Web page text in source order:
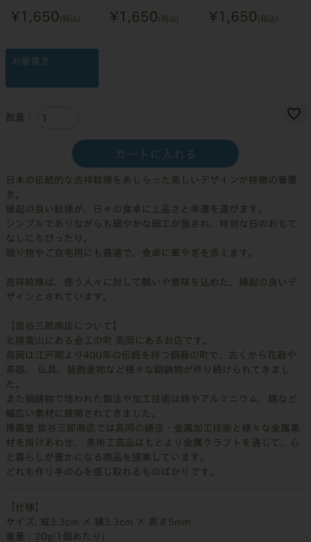
¥1,650 税込 ¥1,650 税込 ¥1,650 税込
お箸置き
カートに入れる
日本の伝統的な吉祥紋様をあしらった美しいデザインが特徴の箸置
き。
縁起の良い紋様が、日々の食卓に上品さと幸運を運びます。
シンプルでありながらも細やかな細工が施され、特別な日のおもて
なしにもぴったり。
贈り物やご自宅用にも最適で、食卓に華やぎを添えます。
吉祥紋様は、使う人々に対して願いや意味を込めた、縁起の良いデ
ザインとされています。
【炭谷三郎商店について】
北陸富山にある金工の町 高岡にあるお店です。
高岡は江戸期より400年の伝統を持つ銅器の町で、古くから花器や
茶器、 仏具、装飾金物など様々な銅鋳物が作り続けられてきまし
た。
また銅鋳物で培われた製法や加工技術は鉄やアルミニウム、錫など
幅広い素材に展開されてきました。
博鳳堂 炭谷三郎商店では高岡の鋳造・金属加工技術と様々な金属素
材を掛けあわせ、 美術工芸品はもとより金属クラフトを通じて、心
と暮らしが豊かになる商品を提案しています。
どれも作り手の心を感じ取れるものばかりです。
【仕様】
サイズ: 縦3.3cm × 横3.3cm × 高さ5mm
重量：20g(1個あたり)